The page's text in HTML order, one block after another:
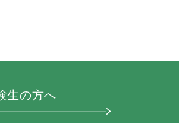
生の方へ